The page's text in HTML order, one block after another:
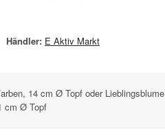
Händler: E Aktiv Markt
14 cm Ø Topf oder Lieblingsblume
cm Ø Topf